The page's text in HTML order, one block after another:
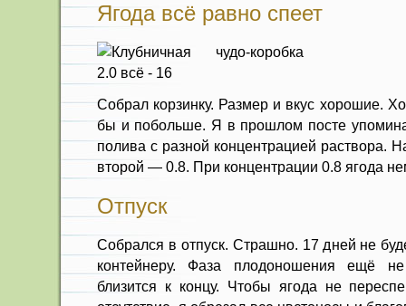
Ягода всё равно спеет
Собрал корзинку. Размер и вкус хорошие.
бы и побольше. Я в прошлом посте
полива с разной концентрацией раствора.
второй — 0.8. При концентрации 0.8 ягода
Отпуск
Собрался в отпуск. Страшно. 17 дней не
контейнеру. Фаза плодоношения ещё
близится к концу. Чтобы ягода не